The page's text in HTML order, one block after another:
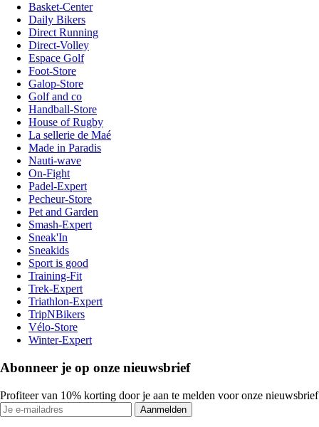
Basket-Center
Daily Bikers
Direct Running
Direct-Volley
Espace Golf
Foot-Store
Galop-Store
Golf and co
Handball-Store
House of Rugby
La sellerie de Maé
Made in Paradis
Nauti-wave
On-Fight
Padel-Expert
Pecheur-Store
Pet and Garden
Smash-Expert
Sneak'In
Sneakids
Sport is good
Training-Fit
Trek-Expert
Triathlon-Expert
TripNBikers
Vélo-Store
Winter-Expert
Abonneer je op onze nieuwsbrief
Profiteer van 10% korting door je aan te melden voor onze nieuwsbrief
Aanmelden